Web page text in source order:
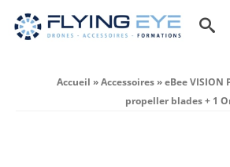
Accueil »Accessoires»eBee VISION
propeller blades + 1